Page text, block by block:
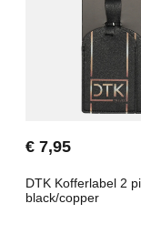
€ 7,95
DTK Kofferlabel 2
black/copper